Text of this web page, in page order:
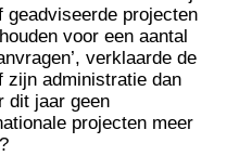
geadviseerde projecten
voor een aantal
verklaarde de
zijn administratie dan
dit jaar geen
projecten meer